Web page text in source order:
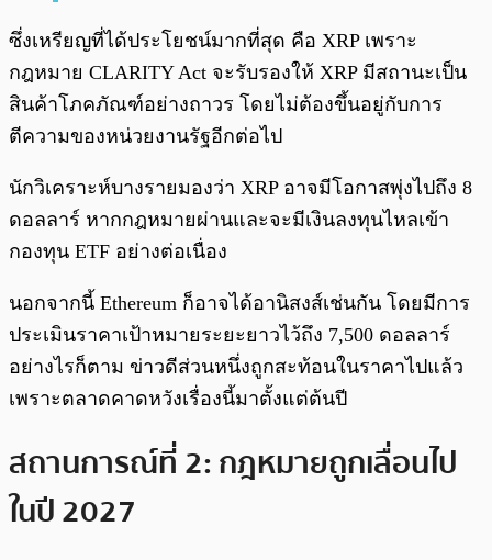
ซึ่งเหรียญที่ได้ประโยชน์มากที่สุด คือ XRP เพราะ
กฎหมาย CLARITY Act จะรับรองให้ XRP มีสถานะเป็น
สินค้าโภคภัณฑ์อย่างถาวร โดยไม่ต้องขึ้นอยู่กับการ
ตีความของหน่วยงานรัฐอีกต่อไป
นักวิเคราะห์บางรายมองว่า XRP อาจมีโอกาสพุ่งไปถึง 8
ดอลลาร์ หากกฎหมายผ่านและจะมีเงินลงทุนไหลเข้า
กองทุน ETF อย่างต่อเนื่อง
นอกจากนี้ Ethereum ก็อาจได้อานิสงส์เช่นกัน โดยมีการ
ประเมินราคาเป้าหมายระยะยาวไว้ถึง 7,500 ดอลลาร์
อย่างไรก็ตาม ข่าวดีส่วนหนึ่งถูกสะท้อนในราคาไปแล้ว
เพราะตลาดคาดหวังเรื่องนี้มาตั้งแต่ต้นปี
สถานการณ์ที่ 2: กฎหมายถูกเลื่อนไป
ในปี 2027